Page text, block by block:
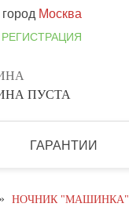
Москва
РЕГИСТРАЦИЯ
ПУСТА
ГАРАНТИИ
» НОЧНИК "МАШИНКА"